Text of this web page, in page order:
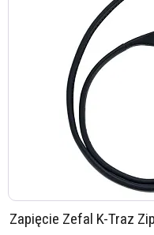
Zapięcie Zefal K-Traz